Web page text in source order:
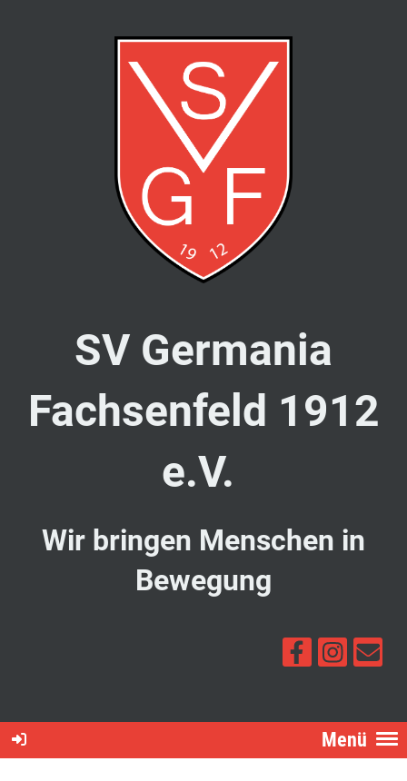
SV Germania
Fachsenfeld 1912
e.V.
Wir bringen Menschen in
Bewegung
Menü